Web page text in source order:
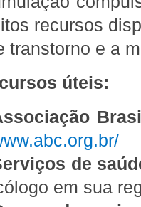
recursos
transtorno e a
úteis:
de
em sua